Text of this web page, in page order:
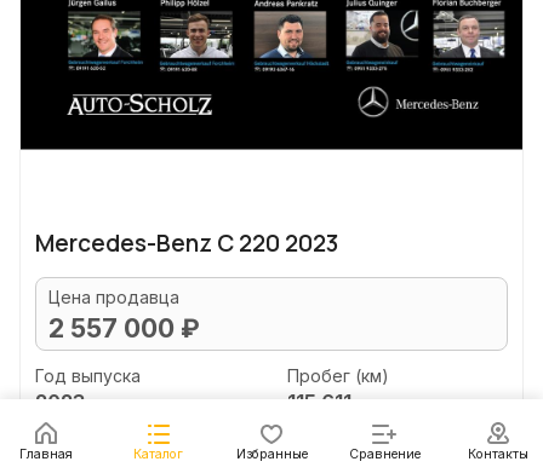
Mercedes-Benz C 220 2023
Цена продавца
2 557 000 ₽
Год выпуска
2023
Пробег (км)
115 611
Объем двигателя (л)
Главная Каталог Избранные Сравнение Контакты